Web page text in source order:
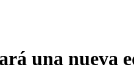
una nueva